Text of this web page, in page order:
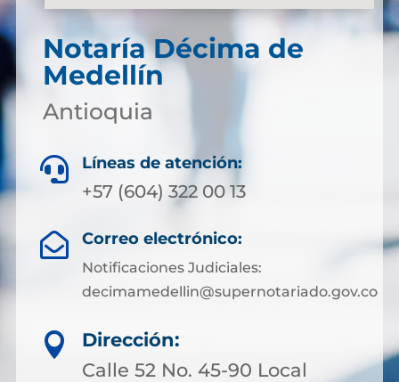
Notaría Décima de
Medellín
Antioquia
 Líneas de atención:
+57 (604) 322 00 13
 Correo electrónico:
Notificaciones Judiciales:
decimamedellin@supernotariado.gov.co

Dirección:
Calle 52 No. 45-90 Local